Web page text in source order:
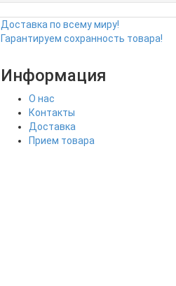
Доставка по всему миру!
Гарантируем сохранность товара!
Информация
О нас
Контакты
Доставка
Прием товара